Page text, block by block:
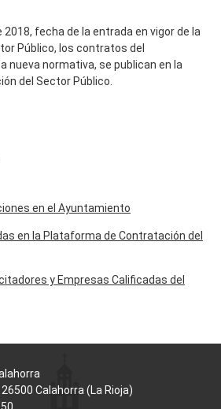
fecha de la entrada en vigor de la
Público, los contratos del
nueva normativa, se publican en la
del Sector Público.
en el Ayuntamiento
en la Plataforma de Contratación del
y Empresas Calificadas del
Calahorra (La Rioja)